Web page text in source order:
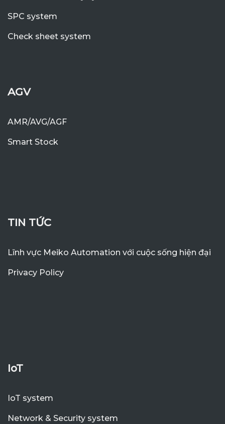
SPC system
Check sheet system
AGV
AMR/AVG/AGF
Smart Stock
TIN TỨC
Lĩnh vực Meiko Automation với cuộc sống hiện đại
Privacy Policy
IoT
IoT system
Network & Security system